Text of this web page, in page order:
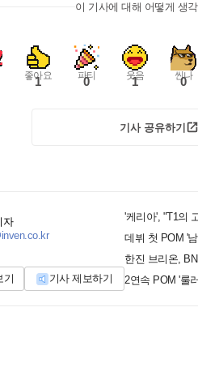
이 기사에 대해 어떻게 생
좋아요
1 파티
0 웃음
1 씬나
0
기사 공유하기
자
기 기사 제보하기
'케리아', "T1의
데뷔 첫 POM '
한진 브리온,
2연속 POM '룰